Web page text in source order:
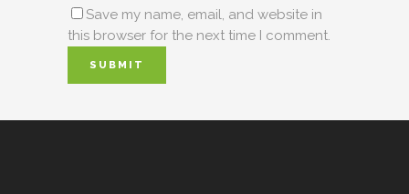
Save my name, email, and website in
this browser for the next time I comment.